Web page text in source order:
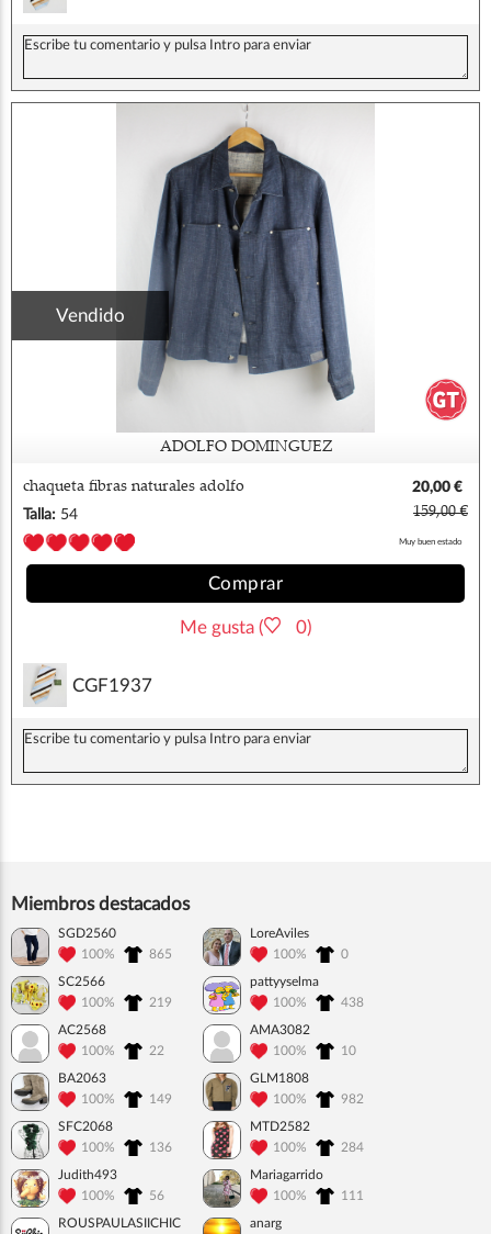
Vendido
ADOLFO DOMINGUEZ
chaqueta fibras naturales adolfo
dominguez
20,00 €
Talla: 54 159,00 €
Muy buen estado
Comprar
Me gusta ( 0)
CGF1937
Miembros destacados
SGD2560
100%
865
LoreAviles
100%
0
SC2566
100%
219
pattyyselma
100%
438
AC2568
100%
22
AMA3082
100%
10
BA2063
100%
149
GLM1808
100%
982
SFC2068
100%
136
MTD2582
100%
284
Judith493
100%
56
Mariagarrido
100%
111
ROUSPAULASIICHIC
anarg